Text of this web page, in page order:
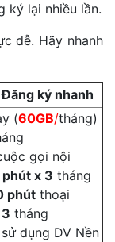
ký lại nhiều lần.
dễ. Hãy nhanh
Đăng ký nhanh
(60GB/tháng)
gọi nội
x 3 tháng
phút thoại
3 tháng
dụng DV Nền